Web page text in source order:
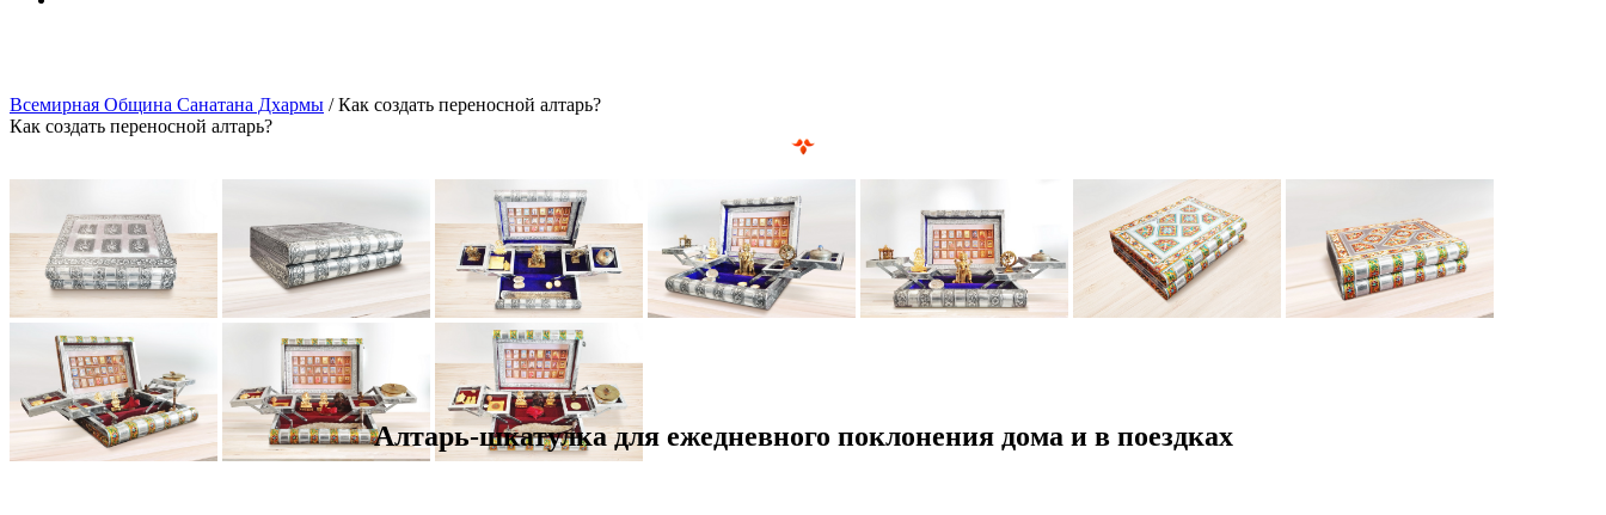
Всемирная Община Санатана Дхармы /Как создать переносной алтарь?
Как создать переносной алтарь?
Алтарь-шкатулка для ежедневного поклонения дома и в поездках